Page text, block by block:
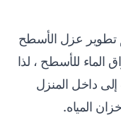
تطوير عزل الأسطح
الماء للأسطح ، لذا
داخل المنزل
المياه.